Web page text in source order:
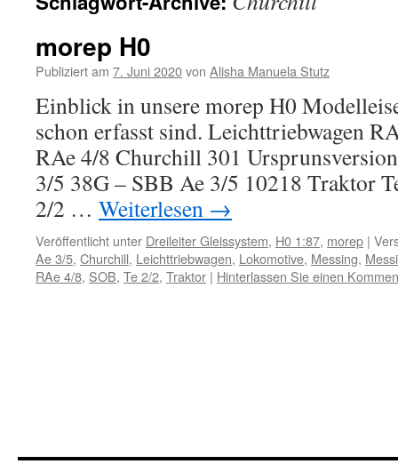
morep H0
Publiziert am 7. Juni 2020von Alisha Manuela Stutz
Einblick in unsere morep H0
schon erfasst sind. Leichttriebwagen
RAe 4/8 Churchill 301
3/5 38G – SBB Ae 3/5 10218 Traktor
2/2 … Weiterlesen →
Veröffentlicht unter Dreileiter Gleissystem, H0 1:87, morep |
Ae 3/5, Churchill, Leichttriebwagen, Lokomotive, Messing,
RAe 4/8, SOB, Te 2/2, Traktor | Hinterlassen Sie einen